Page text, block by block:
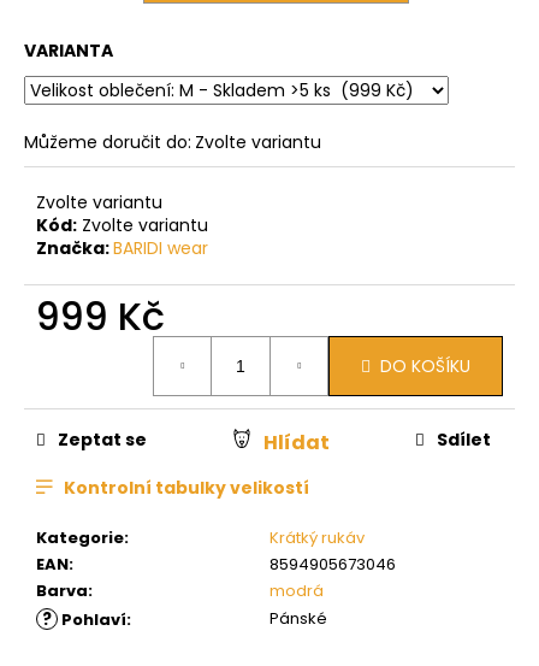
VARIANTA
Můžeme doručit do: Zvolte variantu
Zvolte variantu
Kód: Zvolte variantu
Značka:BARIDI wear
999 Kč
DO KOŠÍKU
Kategorie:
Krátký rukáv
EAN:
8594905673046
Barva: modrá
? Pohlaví: Pánské
Zeptat se Hlídat Sdílet
Kontrolní tabulky velikostí